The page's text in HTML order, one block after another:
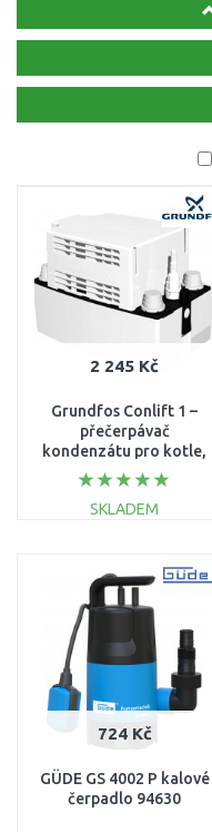
2 245 Kč
Grundfos Conlift 1 –
přečerpávač
kondenzátu pro kotle,
klimu a chlazení
97936156
SKLADEM
724 Kč
GÜDE GS 4002 P kalové
čerpadlo 94630